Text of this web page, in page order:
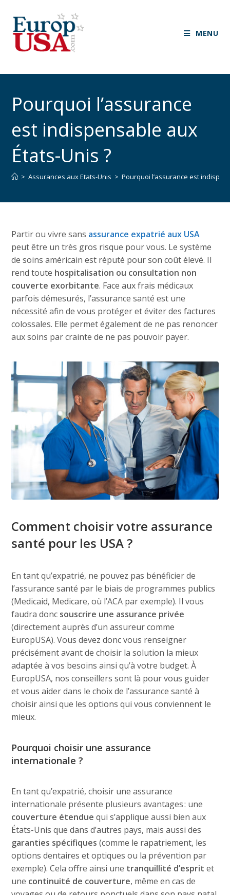
MENU
Pourquoi l’assurance
est indispensable aux
États-Unis ?
> Assurances aux Etats-Unis > Pourquoi l’assurance est
Partir ou vivre sans assurance expatrié aux USA
peut être un très gros risque pour vous. Le système
de soins américain est réputé pour son coût élevé. Il
rend toute hospitalisation ou consultation non
couverte exorbitante. Face aux frais médicaux
parfois démesurés, l’assurance santé est une
nécessité afin de vous protéger et éviter des factures
colossales. Elle permet également de ne pas renoncer
aux soins par crainte de ne pas pouvoir payer.
Comment choisir votre assurance
santé pour les USA ?
En tant qu’expatrié, ne pouvez pas bénéficier de
l’assurance santé par le biais de programmes publics
(Medicaid, Medicare, où l’ACA par exemple). Il vous
faudra donc souscrire une assurance privée
(directement auprès d’un assureur comme
EuropUSA). Vous devez donc vous renseigner
précisément avant de choisir la solution la mieux
adaptée à vos besoins ainsi qu’à votre budget. À
EuropUSA, nos conseillers sont là pour vous guider
et vous aider dans le choix de l’assurance santé à
choisir ainsi que les options qui vous conviennent le
mieux.
Pourquoi choisir une assurance
internationale ?
En tant qu’expatrié, choisir une assurance
internationale présente plusieurs avantages : une
couverture étendue qui s’applique aussi bien aux
États-Unis que dans d’autres pays, mais aussi des
garanties spécifiques (comme le rapatriement, les
options dentaires et optiques ou la prévention par
exemple). Cela offre ainsi une tranquillité d’esprit et
une continuité de couverture, même en cas de